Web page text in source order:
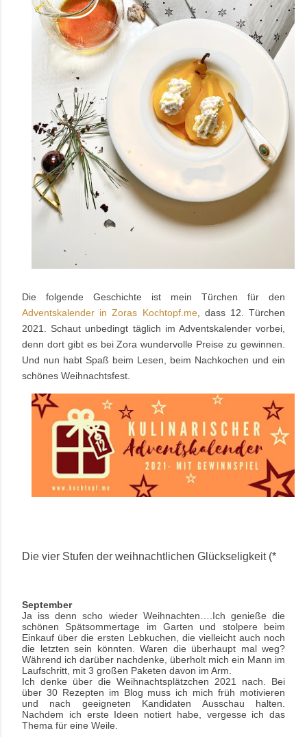
Die folgende Geschichte ist mein Türchen für den
Adventskalender in Zoras Kochtopf.me, dass 12. Türchen
2021. Schaut unbedingt täglich im Adventskalender vorbei,
denn dort gibt es bei Zora wundervolle Preise zu gewinnen.
Und nun habt Spaß beim Lesen, beim Nachkochen und ein
schönes Weihnachtsfest.
Die vier Stufen der weihnachtlichen Glückseligkeit (*
September
Ja iss denn scho wieder Weihnachten….Ich genieße die
schönen Spätsommertage im Garten und stolpere beim
Einkauf über die ersten Lebkuchen, die vielleicht auch noch
die letzten sein könnten. Waren die überhaupt mal weg?
Während ich darüber nachdenke, überholt mich ein Mann im
Laufschritt, mit 3 großen Paketen davon im Arm.
Ich denke über die Weihnachtsplätzchen 2021 nach. Bei
über 30 Rezepten im Blog muss ich mich früh motivieren
und nach geeigneten Kandidaten Ausschau halten.
Nachdem ich erste Ideen notiert habe, vergesse ich das
Thema für eine Weile.